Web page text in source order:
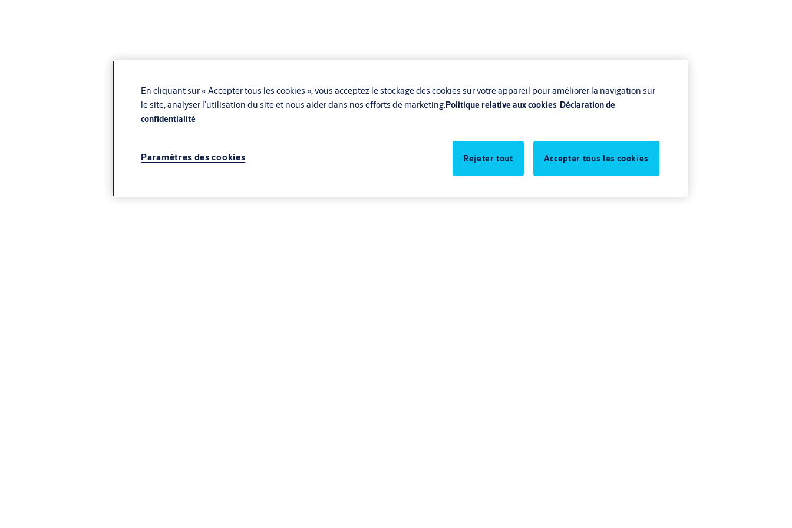
En cliquant sur « Accepter tous les cookies », vous acceptez le stockage des cookies sur votre appareil pour améliorer la navigation sur
le site, analyser l’utilisation du site et nous aider dans nos efforts de marketing.Politique relative aux cookies Déclaration de
confidentialité
Paramètres des cookies Rejeter tout Accepter tous les cookies